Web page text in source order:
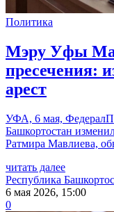
Политика
Мэру Уфы
пресечения:
арест
УФА, 6 мая,
Башкортостан
Ратмира Мавлиева,
читать далее
Республика
6 мая 2026, 15:00
0